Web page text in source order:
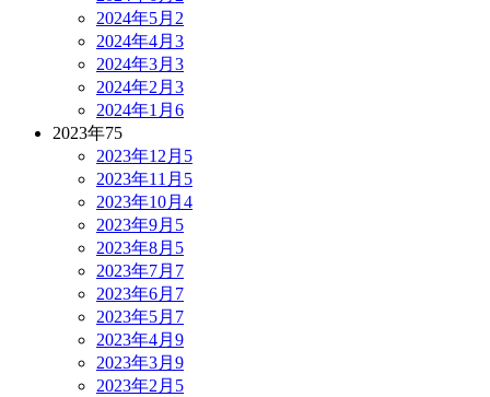
2024年5月 2
2024年4月 3
2024年3月 3
2024年2月 3
2024年1月 6
2023年75
2023年12月 5
2023年11月 5
2023年10月 4
2023年9月 5
2023年8月 5
2023年7月 7
2023年6月 7
2023年5月 7
2023年4月 9
2023年3月 9
2023年2月 5